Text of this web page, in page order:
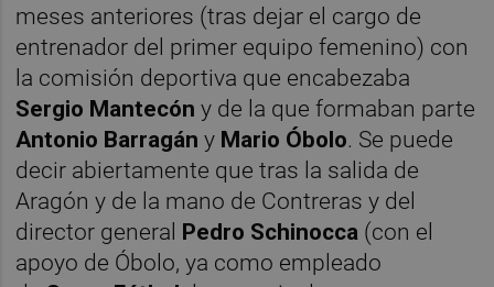
meses anteriores (tras dejar el cargo de
entrenador del primer equipo femenino) con
la comisión deportiva que encabezaba
Sergio Mantecóny de la que formaban parte
Antonio Barragán y Mario Óbolo. Se puede
decir abiertamente que tras la salida de
Aragón y de la mano de Contreras y del
director general Pedro Schinocca (con el
apoyo de Óbolo, ya como empleado